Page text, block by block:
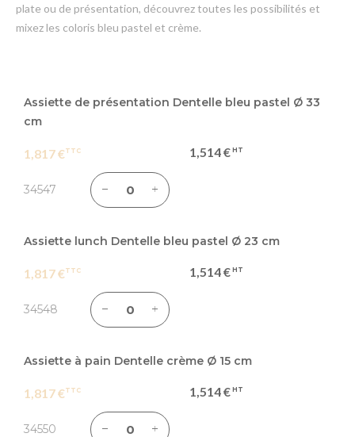
plate ou de présentation, découvrez toutes les possibilités et
mixez les coloris bleu pastel et crème.
du
produit
Assiette de présentation Dentelle bleu pastel Ø 33
cm
1,817 € 1,514 €
34547
Assiette lunch Dentelle bleu pastel Ø 23 cm
1,817 € 1,514 €
34548
Assiette à pain Dentelle crème Ø 15 cm
1,817 € 1,514 €
34550